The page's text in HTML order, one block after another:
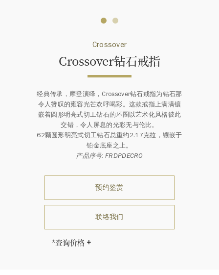
Crossover
Crossover钻石戒指
经典传承，摩登演绎，Crossover钻石戒指为钻石那
令人赞叹的雍容光芒欢呼喝彩。这款戒指上满满镶
嵌着圆形明亮式切工钻石的环圈以艺术化风格彼此
交错，令人屏息的光彩无与伦比。
62颗圆形明亮式切工钻石总重约2.17克拉，镶嵌于
铂金底座之上。
产品序号: FRDPDECRO
预约鉴赏
联络我们
*查询价格